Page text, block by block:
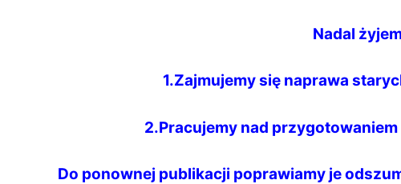
Nadal
1.Zajmujemy się naprawa
2.Pracujemy nad
Do ponownej publikacji poprawiamy je